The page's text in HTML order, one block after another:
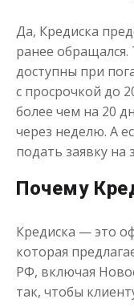
Займы от
Сумма
Да, Кредиска
ранее
доступны при
с просрочкой до
более чем на 20
через неделю. А
подать заявку на
Почему
Кредиска — это
которая
РФ, включая
так, чтобы